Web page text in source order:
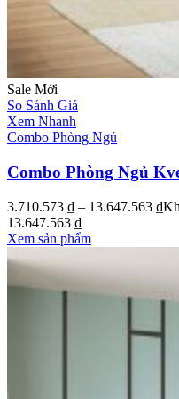
Sale Mới
So Sánh Giá
Xem Nhanh
Combo Phòng Ngủ
Combo Phòng Ngủ
3.710.573 ₫ – 13.647.563 ₫
13.647.563 ₫
Xem sản phẩm